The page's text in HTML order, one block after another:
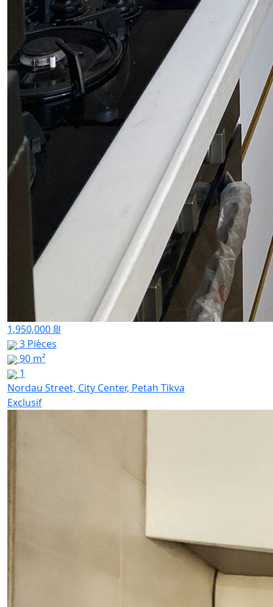
1,950,000 ₪
3 Pièces
90 m²
1
Nordau Street, City Center, Petah Tikva
Exclusif